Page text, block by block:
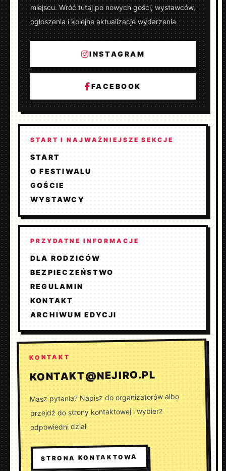
miejscu. Wróć tutaj po nowych gości, wystawców,
ogłoszenia i kolejne aktualizacje wydarzenia
INSTAGRAM
FACEBOOK
START I NAJWAŻNIEJSZE SEKCJE
START
O FESTIWALU
GOŚCIE
WYSTAWCY
PRZYDATNE INFORMACJE
DLA RODZICÓW
BEZPIECZEŃSTWO
REGULAMIN
KONTAKT
ARCHIWUM EDYCJI
KONTAKT
KONTAKT@NEJIRO.PL
Masz pytania? Napisz do organizatorów albo
przejdź do strony kontaktowej i wybierz
odpowiedni dział
STRONA KONTAKTOWA